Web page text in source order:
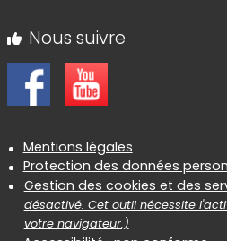
Nous suivre
Informations
Mentions légales
Protection des données
Gestion des cookies et des
désactivé. Cet outil nécessite
votre navigateur.)